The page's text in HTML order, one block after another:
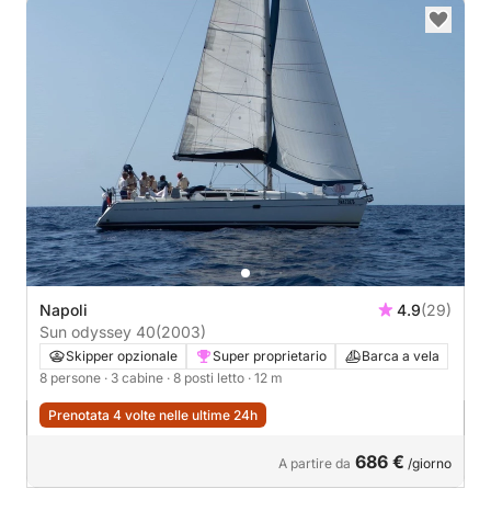
Napoli 4.9(29)
Sun odyssey 40(2003)
Skipper opzionale Super proprietario
Barca a vela
8 persone · 3 cabine · 8 posti letto · 12 m
Prenotata 4 volte nelle ultime 24h
A partire da 686 € /giorno